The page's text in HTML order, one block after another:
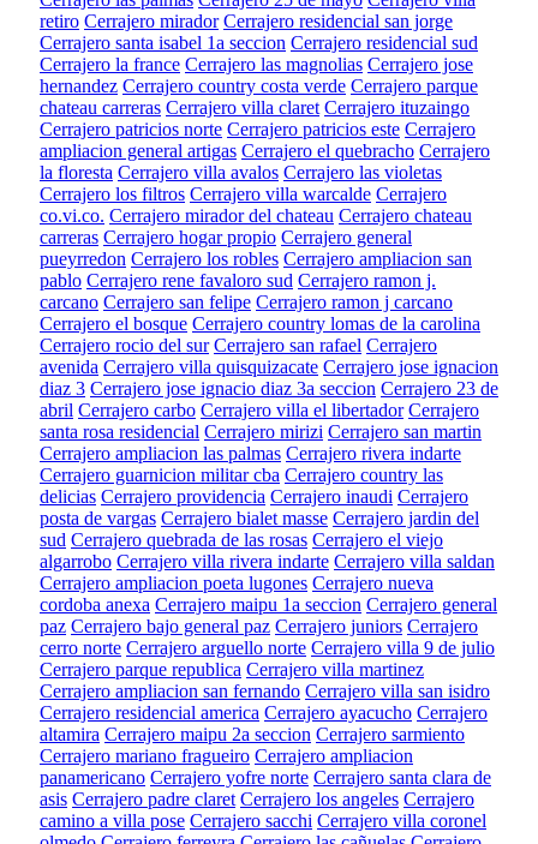
retiro Cerrajero mirador Cerrajero residencial san jorge
Cerrajero santa isabel 1a seccion Cerrajero residencial sud
Cerrajero la france Cerrajero las magnolias Cerrajero jose
hernandez Cerrajero country costa verde Cerrajero parque
chateau carreras Cerrajero villa claret Cerrajero ituzaingo
Cerrajero patricios norte Cerrajero patricios este Cerrajero
ampliacion general artigas Cerrajero el quebracho Cerrajero
la floresta Cerrajero villa avalos Cerrajero las violetas
Cerrajero los filtros Cerrajero villa warcalde Cerrajero
co.vi.co. Cerrajero mirador del chateau Cerrajero chateau
carreras Cerrajero hogar propio Cerrajero general
pueyrredon Cerrajero los robles Cerrajero ampliacion san
pablo Cerrajero rene favaloro sud Cerrajero ramon j.
carcano Cerrajero san felipe Cerrajero ramon j carcano
Cerrajero el bosque Cerrajero country lomas de la carolina
Cerrajero rocio del sur Cerrajero san rafael Cerrajero
avenida Cerrajero villa quisquizacate Cerrajero jose ignacion
diaz 3 Cerrajero jose ignacio diaz 3a seccion Cerrajero 23 de
abril Cerrajero carbo Cerrajero villa el libertador Cerrajero
santa rosa residencial Cerrajero mirizi Cerrajero san martin
Cerrajero ampliacion las palmas Cerrajero rivera indarte
Cerrajero guarnicion militar cba Cerrajero country las
delicias Cerrajero providencia Cerrajero inaudi Cerrajero
posta de vargas Cerrajero bialet masse Cerrajero jardin del
sud Cerrajero quebrada de las rosas Cerrajero el viejo
algarrobo Cerrajero villa rivera indarte Cerrajero villa saldan
Cerrajero ampliacion poeta lugones Cerrajero nueva
cordoba anexa Cerrajero maipu 1a seccion Cerrajero general
paz Cerrajero bajo general paz Cerrajero juniors Cerrajero
cerro norte Cerrajero arguello norte Cerrajero villa 9 de julio
Cerrajero parque republica Cerrajero villa martinez
Cerrajero ampliacion san fernando Cerrajero villa san isidro
Cerrajero residencial america Cerrajero ayacucho Cerrajero
altamira Cerrajero maipu 2a seccion Cerrajero sarmiento
Cerrajero mariano fragueiro Cerrajero ampliacion
panamericano Cerrajero yofre norte Cerrajero santa clara de
asis Cerrajero padre claret Cerrajero los angeles Cerrajero
camino a villa pose Cerrajero sacchi Cerrajero villa coronel